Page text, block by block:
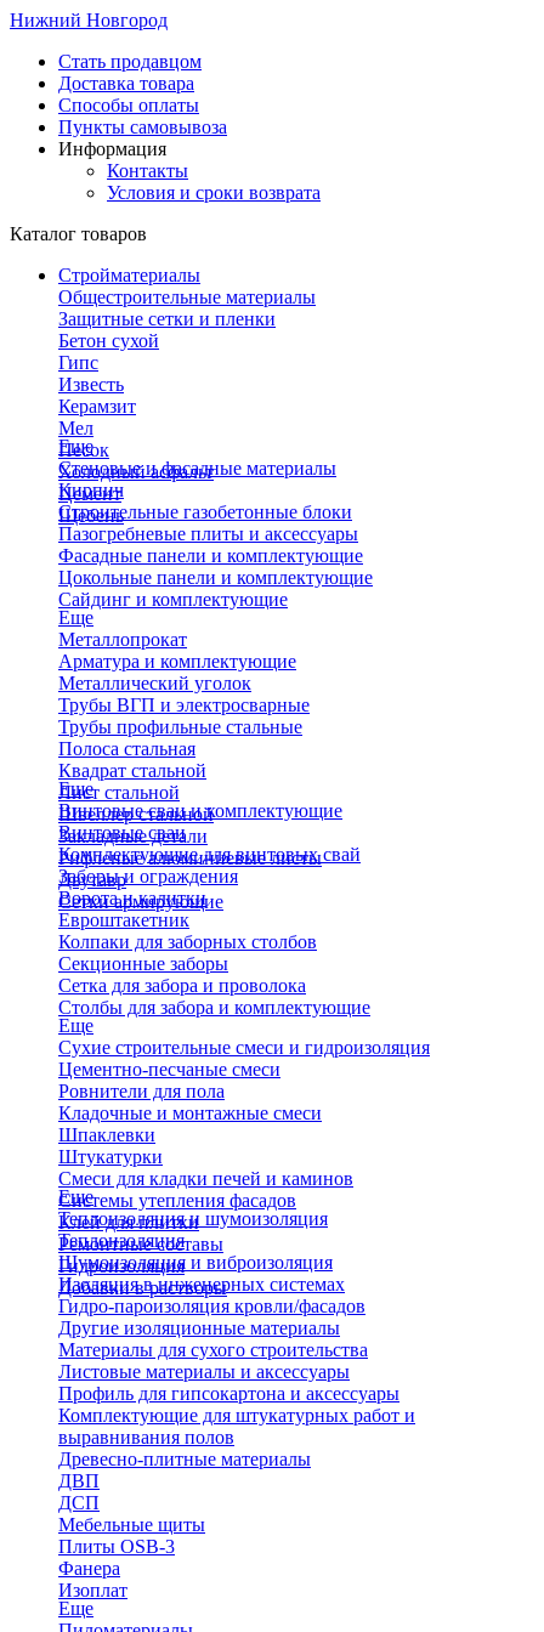
Нижний Новгород
Стать продавцом
Доставка товара
Способы оплаты
Пункты самовывоза
Информация
Контакты
Условия и сроки возврата
Каталог товаров
Стройматериалы
Общестроительные материалы
Защитные сетки и пленки
Бетон сухой
Гипс
Известь
Керамзит
Мел
Песок
Холодный асфальт
Цемент
Щебень
Еще
Стеновые и фасадные материалы
Кирпич
Строительные газобетонные блоки
Пазогребневые плиты и аксессуары
Фасадные панели и комплектующие
Цокольные панели и комплектующие
Сайдинг и комплектующие
Еще
Металлопрокат
Арматура и комплектующие
Металлический уголок
Трубы ВГП и электросварные
Трубы профильные стальные
Полоса стальная
Квадрат стальной
Лист стальной
Швеллер стальной
Закладные детали
Рифленые алюминиевые листы
Двутавр
Сетки армирующие
Еще
Винтовые сваи и комплектующие
Винтовые сваи
Комплектующие для винтовых свай
Заборы и ограждения
Ворота и калитки
Евроштакетник
Колпаки для заборных столбов
Секционные заборы
Сетка для забора и проволока
Столбы для забора и комплектующие
Еще
Сухие строительные смеси и гидроизоляция
Цементно-песчаные смеси
Ровнители для пола
Кладочные и монтажные смеси
Шпаклевки
Штукатурки
Смеси для кладки печей и каминов
Системы утепления фасадов
Клей для плитки
Ремонтные составы
Гидроизоляция
Добавки в растворы
Еще
Теплоизоляция и шумоизоляция
Теплоизоляция
Шумоизоляция и виброизоляция
Изоляция в инженерных системах
Гидро-пароизоляция кровли/фасадов
Другие изоляционные материалы
Материалы для сухого строительства
Листовые материалы и аксессуары
Профиль для гипсокартона и аксессуары
Комплектующие для штукатурных работ и
выравнивания полов
Древесно-плитные материалы
ДВП
ДСП
Мебельные щиты
Плиты OSB-3
Фанера
Изоплат
Еще